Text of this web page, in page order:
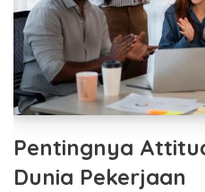
Pentingnya
Dunia Pekerjaan